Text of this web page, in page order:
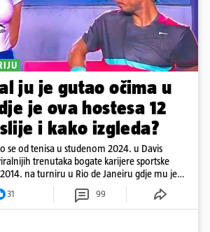
ju je gutao očima u
je ova hostesa 12
i kako izgleda?
se od tenisa u studenom 2024. u Davis
trenutaka bogate karijere sportske
na turniru u Rio de Janeiru gdje mu je
iza klupe
31 99